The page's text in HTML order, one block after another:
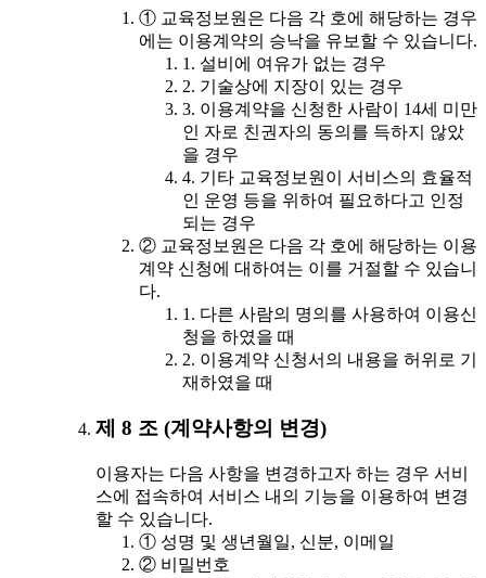
① 교육정보원은 다음 각 호에 해당하는 경우
에는 이용계약의 승낙을 유보할 수 있습니다.
1. 설비에 여유가 없는 경우
2. 기술상에 지장이 있는 경우
3. 이용계약을 신청한 사람이 14세 미만
인 자로 친권자의 동의를 득하지 않았
을 경우
4. 기타 교육정보원이 서비스의 효율적
인 운영 등을 위하여 필요하다고 인정
되는 경우
② 교육정보원은 다음 각 호에 해당하는 이용
계약 신청에 대하여는 이를 거절할 수 있습니
다.
1. 다른 사람의 명의를 사용하여 이용신
청을 하였을 때
2. 이용계약 신청서의 내용을 허위로 기
재하였을 때
제 8 조 (계약사항의 변경)
이용자는 다음 사항을 변경하고자 하는 경우 서비
스에 접속하여 서비스 내의 기능을 이용하여 변경
할 수 있습니다.
① 성명 및 생년월일, 신분, 이메일
② 비밀번호